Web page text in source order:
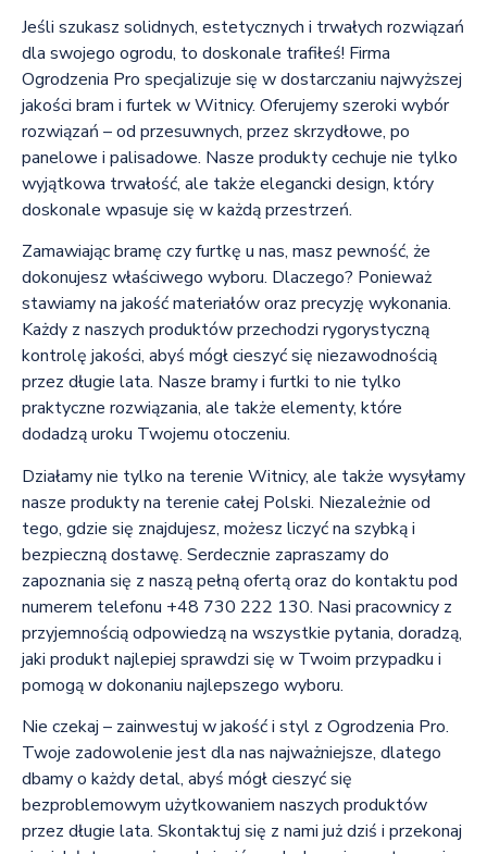
Jeśli szukasz solidnych, estetycznych i trwałych rozwiązań
dla swojego ogrodu, to doskonale trafiłeś! Firma
Ogrodzenia Pro specjalizuje się w dostarczaniu najwyższej
jakości bram i furtek w Witnicy. Oferujemy szeroki wybór
rozwiązań – od przesuwnych, przez skrzydłowe, po
panelowe i palisadowe. Nasze produkty cechuje nie tylko
wyjątkowa trwałość, ale także elegancki design, który
doskonale wpasuje się w każdą przestrzeń.
Zamawiając bramę czy furtkę u nas, masz pewność, że
dokonujesz właściwego wyboru. Dlaczego? Ponieważ
stawiamy na jakość materiałów oraz precyzję wykonania.
Każdy z naszych produktów przechodzi rygorystyczną
kontrolę jakości, abyś mógł cieszyć się niezawodnością
przez długie lata. Nasze bramy i furtki to nie tylko
praktyczne rozwiązania, ale także elementy, które
dodadzą uroku Twojemu otoczeniu.
Działamy nie tylko na terenie Witnicy, ale także wysyłamy
nasze produkty na terenie całej Polski. Niezależnie od
tego, gdzie się znajdujesz, możesz liczyć na szybką i
bezpieczną dostawę. Serdecznie zapraszamy do
zapoznania się z naszą pełną ofertą oraz do kontaktu pod
numerem telefonu +48 730 222 130. Nasi pracownicy z
przyjemnością odpowiedzą na wszystkie pytania, doradzą,
jaki produkt najlepiej sprawdzi się w Twoim przypadku i
pomogą w dokonaniu najlepszego wyboru.
Nie czekaj – zainwestuj w jakość i styl z Ogrodzenia Pro.
Twoje zadowolenie jest dla nas najważniejsze, dlatego
dbamy o każdy detal, abyś mógł cieszyć się
bezproblemowym użytkowaniem naszych produktów
przez długie lata. Skontaktuj się z nami już dziś i przekonaj